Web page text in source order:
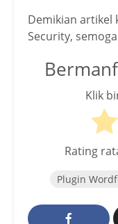
Demikian artikel
Security,
Klik
Rating
Plugin